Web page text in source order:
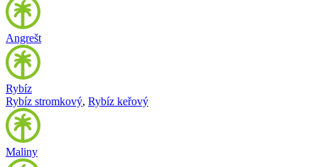
Angrešt
Rybíz
Rybíz stromkový, Rybíz keřový
Maliny